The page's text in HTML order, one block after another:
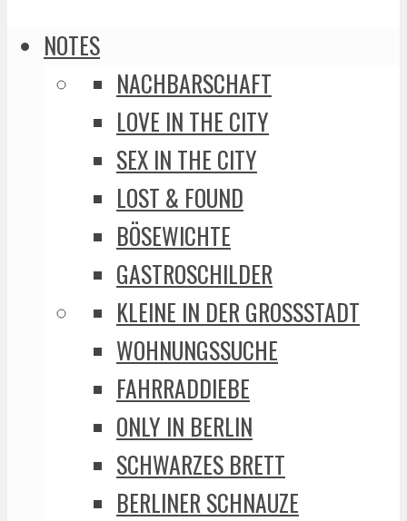
NOTES
NACHBARSCHAFT
LOVE IN THE CITY
SEX IN THE CITY
LOST & FOUND
BÖSEWICHTE
GASTROSCHILDER
KLEINE IN DER GROSSSTADT
WOHNUNGSSUCHE
FAHRRADDIEBE
ONLY IN BERLIN
SCHWARZES BRETT
BERLINER SCHNAUZE